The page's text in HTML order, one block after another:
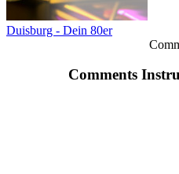
Duisburg - Dein 80er
Comments